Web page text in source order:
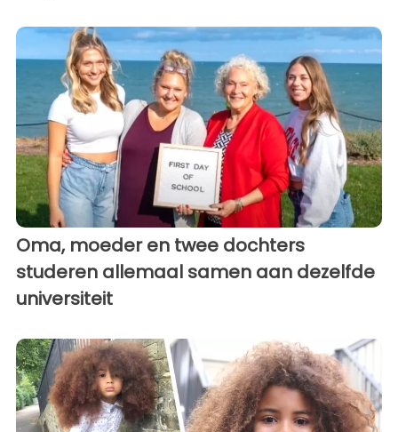
Oma, moeder en twee dochters
studeren allemaal samen aan dezelfde
universiteit